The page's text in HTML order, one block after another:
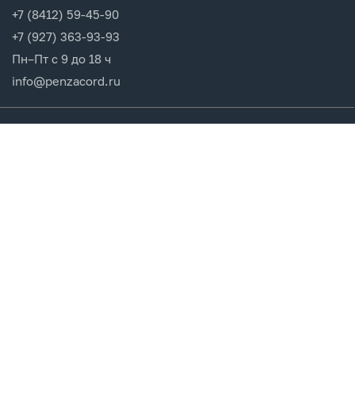
+7 (8412) 59-45-90
+7 (927) 363-93-93
Пн–Пт с 9 до 18 ч
info@penzacord.ru
Производители